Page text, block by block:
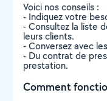
Voici nos conseils :
- Indiquez votre
- Consultez la liste
leurs clients.
- Conversez avec
- Du contrat de
prestation.
Comment